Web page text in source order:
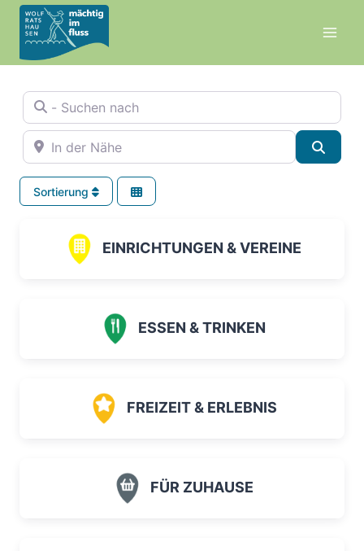
Zum
Inhalt
springen
- Suchen nach
In der Nähe
Sortierung
EINRICHTUNGEN & VEREINE
ESSEN & TRINKEN
FREIZEIT & ERLEBNIS
FÜR ZUHAUSE